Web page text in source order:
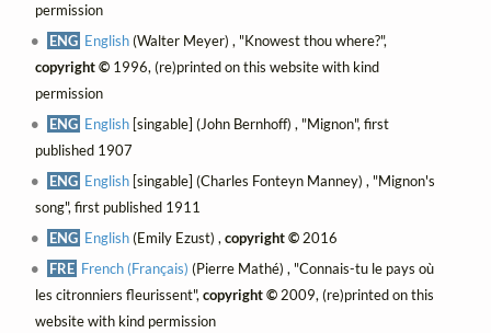
permission
ENG English(Walter Meyer) , "Knowest thou where?",
copyright ©1996, (re)printed on this website with kind
permission
ENG English [singable] (John Bernhoff) , "Mignon", first
published 1907
ENG English [singable] (Charles Fonteyn Manney) , "Mignon's
song", first published 1911
ENG English(Emily Ezust) ,copyright ©2016
FRE French (Français) (Pierre Mathé) , "Connais-tu le pays où
les citronniers fleurissent",copyright ©2009, (re)printed on this
website with kind permission